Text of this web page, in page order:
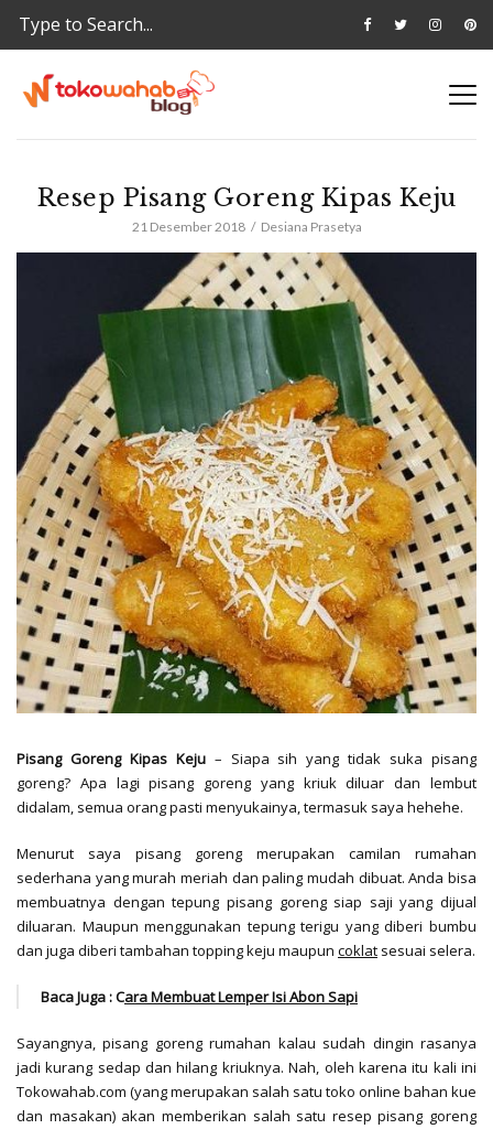
Resep Pisang Goreng Kipas Keju
21 Desember 2018 Desiana Prasetya
Pisang Goreng Kipas Keju– Siapa sih yang tidak suka pisang
goreng? Apa lagi pisang goreng yang kriuk diluar dan lembut
didalam, semua orang pasti menyukainya, termasuk saya hehehe.
Menurut saya pisang goreng merupakan camilan rumahan
sederhana yang murah meriah dan paling mudah dibuat. Anda bisa
membuatnya dengan tepung pisang goreng siap saji yang dijual
diluaran. Maupun menggunakan tepung terigu yang diberi bumbu
dan juga diberi tambahan topping keju maupun coklat sesuai selera.
Baca Juga : Cara Membuat Lemper Isi Abon Sapi
Sayangnya, pisang goreng rumahan kalau sudah dingin rasanya
jadi kurang sedap dan hilang kriuknya. Nah, oleh karena itu kali ini
Tokowahab.com (yang merupakan salah satu toko online bahan kue
dan masakan) akan memberikan salah satu resep pisang goreng